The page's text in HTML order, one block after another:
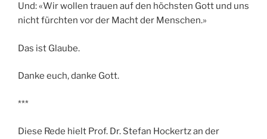
Und: «Wir wollen trauen auf den höchsten Gott und uns
nicht fürchten vor der Macht der Menschen.»
Das ist Glaube.
Danke euch, danke Gott.
***
Diese Rede hielt Prof. Dr. Stefan Hockertz an der